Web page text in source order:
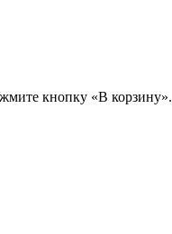
кнопку «В корзину».